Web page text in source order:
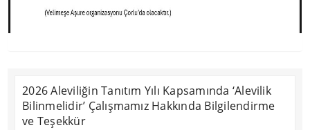
2026 Aleviliğin Tanıtım Yılı Kapsamında ‘Alevilik
Bilinmelidir’ Çalışmamız Hakkında Bilgilendirme
ve Teşekkür